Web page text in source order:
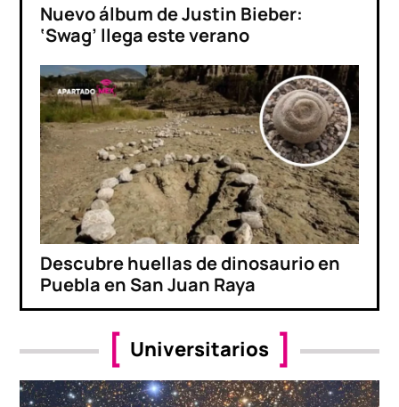
Nuevo álbum de Justin Bieber:
‘Swag’ llega este verano
Descubre huellas de dinosaurio en
Puebla en San Juan Raya
Universitarios